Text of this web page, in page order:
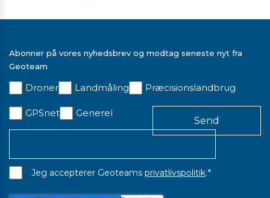
Abonner på vores nyhedsbrev og modtag seneste nyt fra
Geoteam
Droner Landmåling Præcisionslandbrug
GPSnet Generel
Jeg accepterer Geoteams privatlivspolitik.*